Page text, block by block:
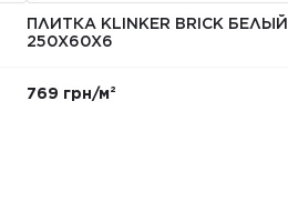
ПЛИТКА KLINKER BRICK БЕЛЫЙ
250Х60Х6
769 грн/м²